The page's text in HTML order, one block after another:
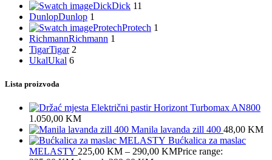
DickDick 11
DunlopDunlop 1
ProtechProtech 1
RichmannRichmann 1
TigarTigar 2
UkalUkal 6
Lista proizvoda
Električni pastir Horizont Turbomax AN800
1.050,00 KM
Manila lavanda zill 400 48,00 KM
Bućkalica za maslac
MELASTY 225,00 KM – 290,00 KMPrice range: